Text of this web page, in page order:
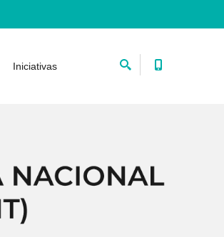
Iniciativas